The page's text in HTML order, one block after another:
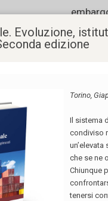
merce;
paese
siano
Evoluzione,
edizione